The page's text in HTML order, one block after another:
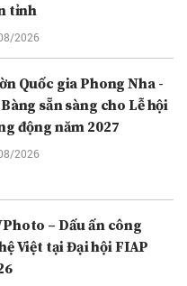
tỉnh
2026
Quốc gia Phong Nha -
sẵn sàng cho Lễ hội
động năm 2027
2026
– Dấu ấn công
Việt tại Đại hội FIAP